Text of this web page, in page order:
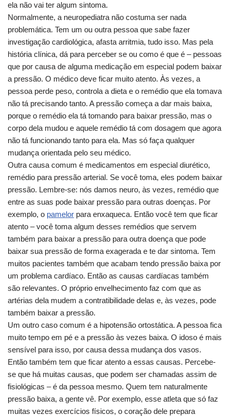
ela não vai ter algum sintoma.
Normalmente, a neuropediatra não costuma ser nada
problemática. Tem um ou outra pessoa que sabe fazer
investigação cardiológica, afasta arritmia, tudo isso. Mas pela
história clínica, dá para perceber se ou como é que é – pessoas
que por causa de alguma medicação em especial podem baixar
a pressão. O médico deve ficar muito atento. Às vezes, a
pessoa perde peso, controla a dieta e o remédio que ela tomava
não tá precisando tanto. A pressão começa a dar mais baixa,
porque o remédio ela tá tomando para baixar pressão, mas o
corpo dela mudou e aquele remédio tá com dosagem que agora
não tá funcionando tanto para ela. Mas só faça qualquer
mudança orientada pelo seu médico.
Outra causa comum é medicamentos em especial diurético,
remédio para pressão arterial. Se você toma, eles podem baixar
pressão. Lembre-se: nós damos neuro, às vezes, remédio que
entre as suas pode baixar pressão para outras doenças. Por
exemplo, o pamelor para enxaqueca. Então você tem que ficar
atento – você toma algum desses remédios que servem
também para baixar a pressão para outra doença que pode
baixar sua pressão de forma exagerada e te dar sintoma. Tem
muitos pacientes também que acabam tendo pressão baixa por
um problema cardíaco. Então as causas cardíacas também
são relevantes. O próprio envelhecimento faz com que as
artérias dela mudem a contratibilidade delas e, às vezes, pode
também baixar a pressão.
Um outro caso comum é a hipotensão ortostática. A pessoa fica
muito tempo em pé e a pressão às vezes baixa. O idoso é mais
sensível para isso, por causa dessa mudança dos vasos.
Então também tem que ficar atento a essas causas. Percebe-
se que há muitas causas, que podem ser chamadas assim de
fisiológicas – é da pessoa mesmo. Quem tem naturalmente
pressão baixa, a gente vê. Por exemplo, esse atleta que só faz
muitas vezes exercícios físicos, o coração dele prepara